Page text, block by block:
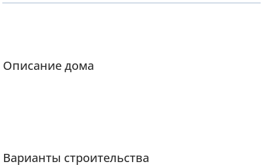
Описание дома
Варианты строительства